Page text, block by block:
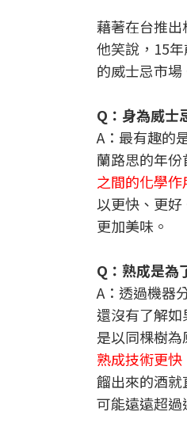
藉著在台推
他笑說，15
的威士忌市場
Q：身為威士
A：最有趣的
蘭路思的年份
之間的化學
以更快、更
更加美味。
Q：熟成是為
A：透過機器
還沒有了解
是以同棵樹
熟成技術更
餾出來的酒就
可能遠遠超過